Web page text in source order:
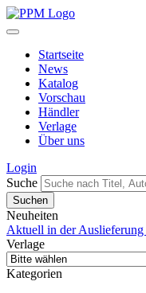
Startseite
News
Katalog
Vorschau
Händler
Verlage
Über uns
Login
Suche
Neuheiten
Aktuell in der Auslieferung
Verlage
Kategorien